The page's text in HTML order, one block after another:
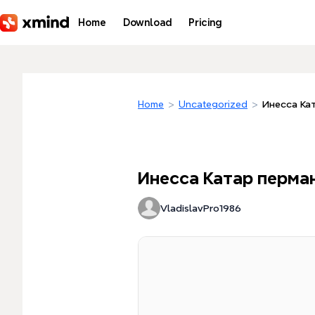
Home Download Pricing
Home > Uncategorized > Инесса
Инесса Катар
VladislavPro1986